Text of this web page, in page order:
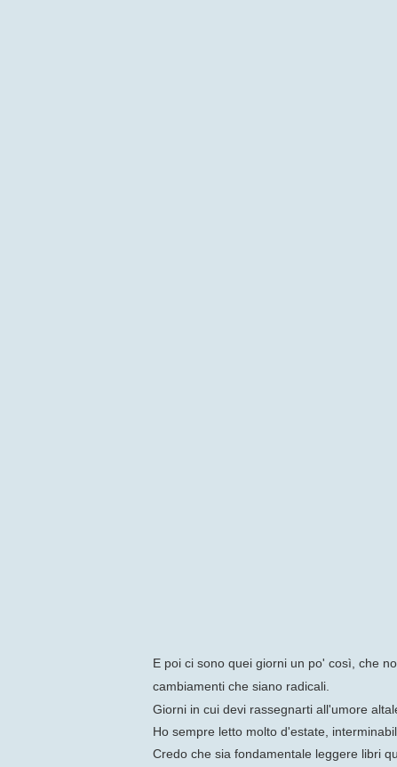
E poi ci sono quei giorni un po' così, che
cambiamenti che siano radicali.
Giorni in cui devi rassegnarti all'umore
Ho sempre letto molto d'estate,
Credo che sia fondamentale leggere libri